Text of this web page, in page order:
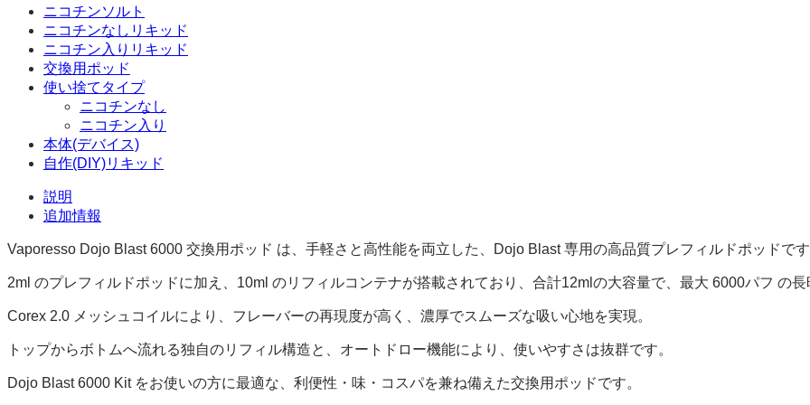
ニコチンソルト
ニコチンなしリキッド
ニコチン入りリキッド
交換用ポッド
使い捨てタイプ
ニコチンなし
ニコチン入り
本体(デバイス)
自作(DIY)リキッド
説明
追加情報
Vaporesso Dojo Blast 6000 交換用ポッド は、手軽さと高性能を両立した、Dojo Blast 専用の高品質プレフィルドポッドです
2ml のプレフィルドポッドに加え、10ml のリフィルコンテナが搭載されており、合計12mlの大容量で、最大 6000パフ の長
Corex 2.0 メッシュコイルにより、フレーバーの再現度が高く、濃厚でスムーズな吸い心地を実現。
トップからボトムへ流れる独自のリフィル構造と、オートドロー機能により、使いやすさは抜群です。
Dojo Blast 6000 Kit をお使いの方に最適な、利便性・味・コスパを兼ね備えた交換用ポッドです。